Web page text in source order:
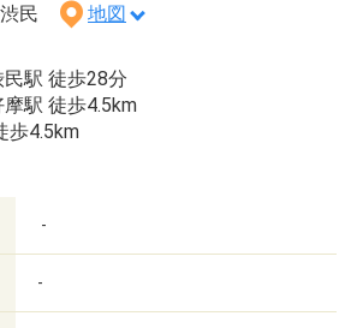
渋民 地図
駅 徒歩28分
駅 徒歩4.5km
歩4.5km
-
-